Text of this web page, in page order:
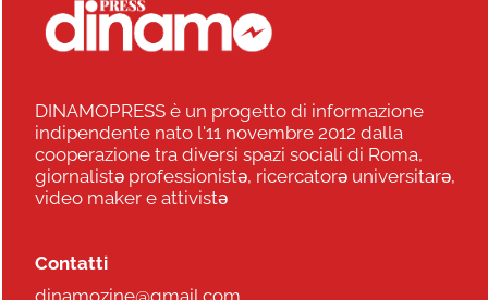
DINAMOPRESS è un progetto di informazione
indipendente nato l'11 novembre 2012 dalla
cooperazione tra diversi spazi sociali di Roma,
giornalistə professionistə, ricercatorə universitarə,
video maker e attivistə
Contatti
dinamozine@gmail.com